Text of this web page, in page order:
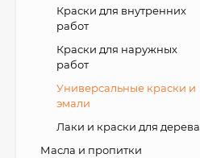
Краски для внутренних
работ
Краски для наружных
работ
Универсальные краски и
эмали
Лаки и краски для дерева
Масла и пропитки